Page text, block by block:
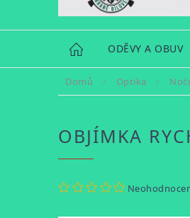
HOME ODĚVY A OBUV
Domů / Optika /
OBJÍMKA
hodnocení